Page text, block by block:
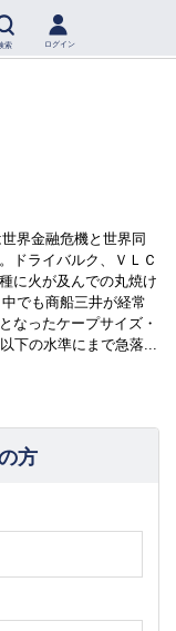
索 ログイン
界金融危機と世界同
ドライバルク、ＶＬＣ
に火が及んでの丸焼け
でも商船三井が経常
なったケープサイズ・
下の水準にまで急落...
方